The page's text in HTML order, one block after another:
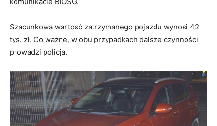
Szacunkowa wartość zatrzymanego pojazdu wynosi 42
tys. zł. Co ważne, w obu przypadkach dalsze czynności
prowadzi policja.